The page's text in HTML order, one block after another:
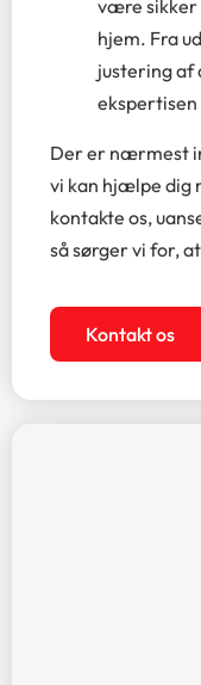
være sikker
hjem. Fra
justering af
Der er nærmest
vi kan hjælpe dig
kontakte os,
så sørger vi for,
Kontakt os